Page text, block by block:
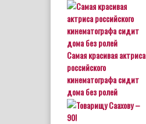
Самая красивая актриса
российского
кинематографа сидит
дома без ролей